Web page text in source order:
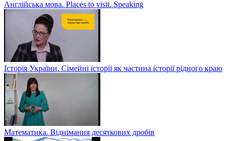
Англійська мова. Places to visit. Speaking
Історія України. Сімейні історії як частина історії рідного краю
Математика. Віднімання десяткових дробів